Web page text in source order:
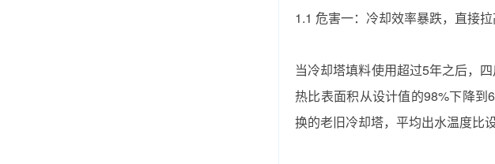
1.1 危害一：冷却效率暴跌，直接
当冷却塔填料使用超过5年之后，
热比表面积从设计值的98%下降
换‌的老旧冷却塔，平均出水温度比